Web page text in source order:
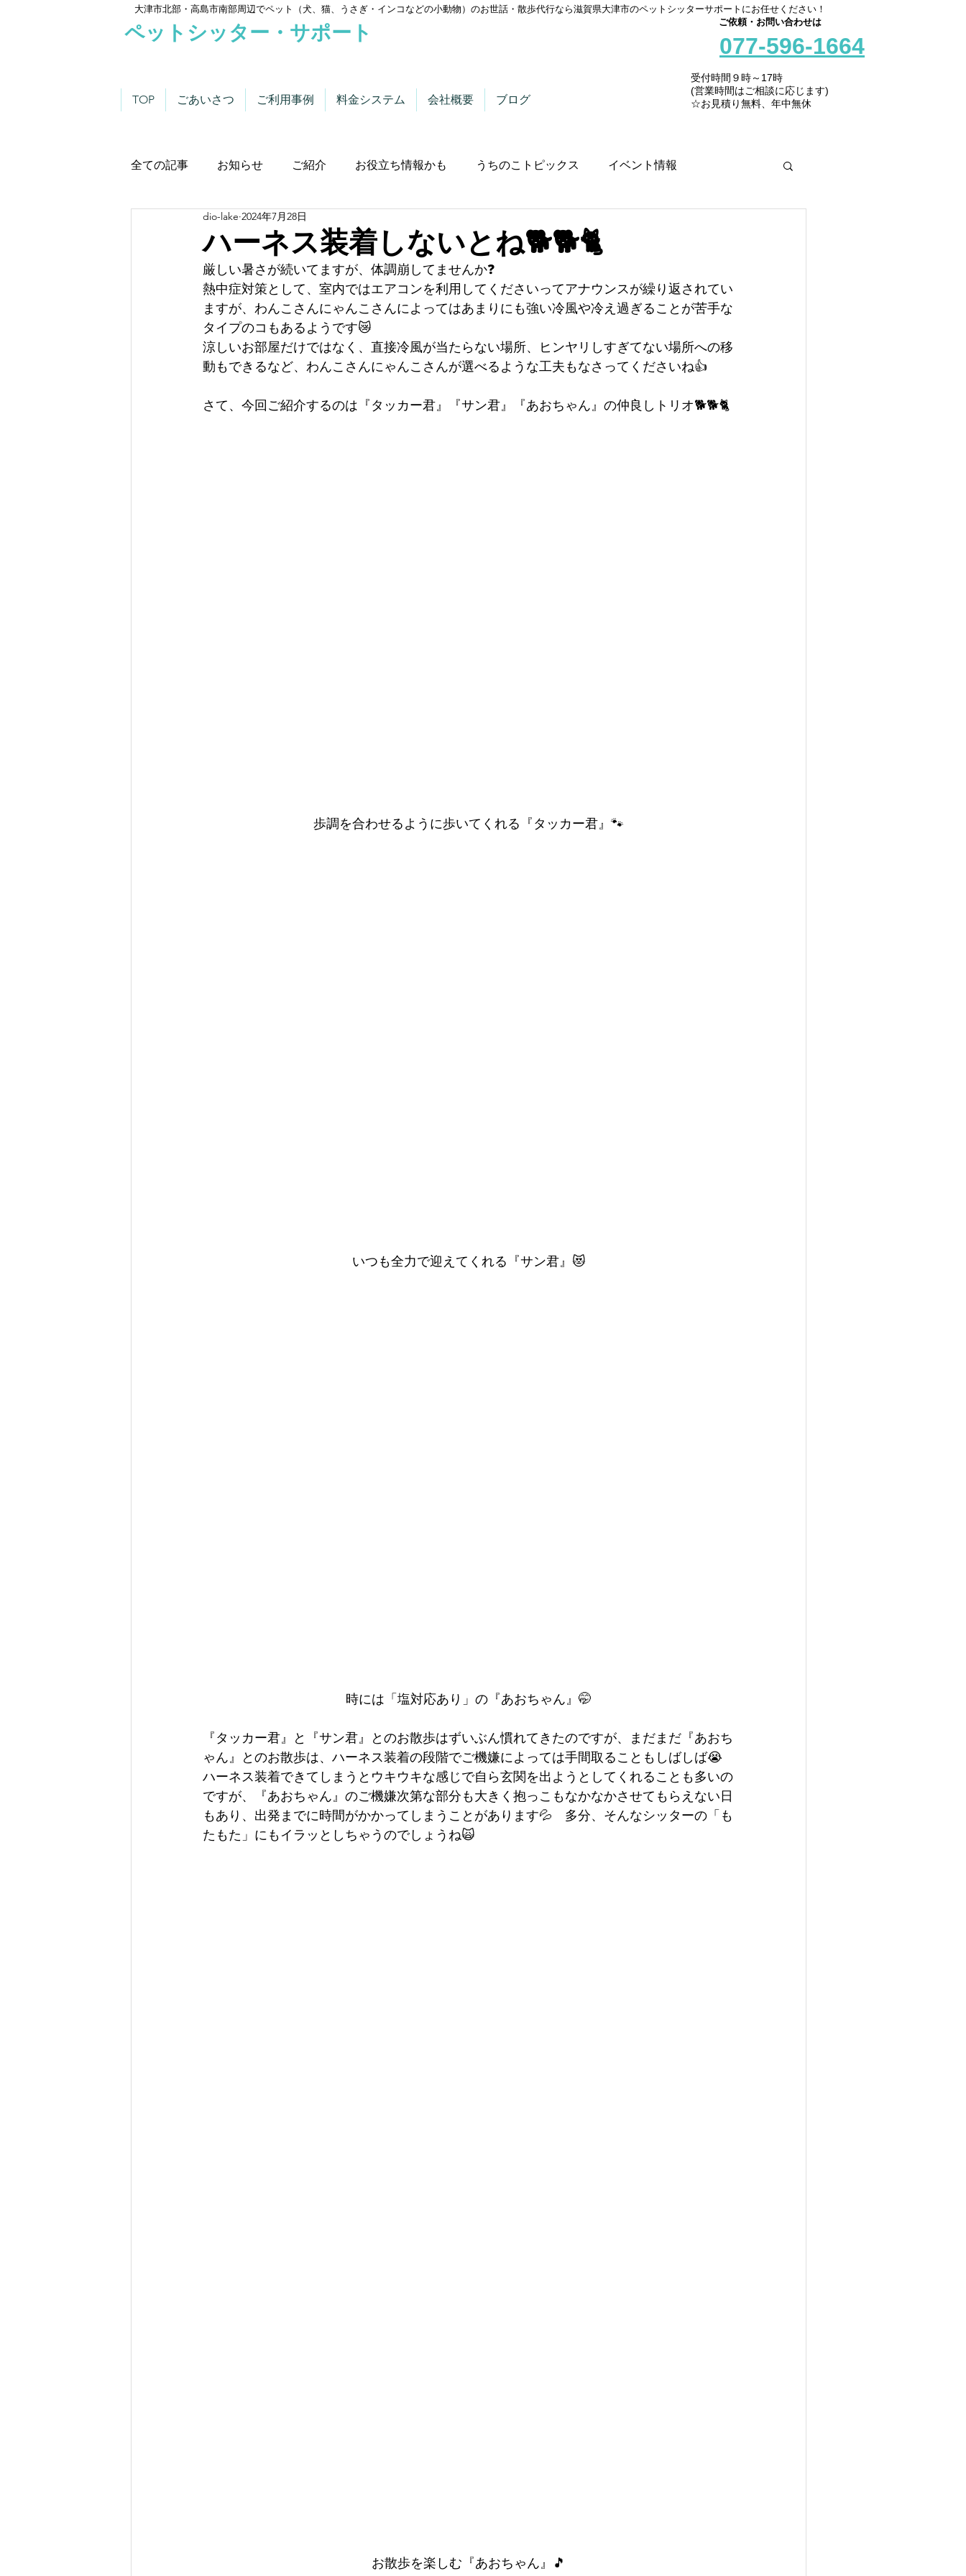
大津市北部・高島市南部周辺でペット（犬、猫、うさぎ・インコなどの小動物）のお世話・散歩代行なら滋賀県大津市のペットシッターサポートにお任せください！
ペットシッター・サポート
TOP ごあいさつ ご利用事例 料金システム 会社概要 ブログ
ご依頼・お問い合わせは
077-596-1664
受付時間９時～17時
(営業時間はご相談に応じます)
☆お見積り無料、年中無休
全ての記事 お知らせ ご紹介 お役立ち情報かも うちのこトピックス イベント情報
わんこにゃんこニュース
ハーネス装着しないとね🐕🐕🐈
dio-lake 2024年7月28日
厳しい暑さが続いてますが、体調崩してませんか❓
熱中症対策として、室内ではエアコンを利用してくださいってアナウンスが繰り返されてい
ますが、わんこさんにゃんこさんによってはあまりにも強い冷風や冷え過ぎることが苦手な
タイプのコもあるようです😿
涼しいお部屋だけではなく、直接冷風が当たらない場所、ヒンヤリしすぎてない場所への移
動もできるなど、わんこさんにゃんこさんが選べるような工夫もなさってくださいね👍
さて、今回ご紹介するのは『タッカー君』『サン君』『あおちゃん』の仲良しトリオ🐕🐕🐈
歩調を合わせるように歩いてくれる『タッカー君』🐾
いつも全力で迎えてくれる『サン君』😻
時には「塩対応あり」の『あおちゃん』🤭
『タッカー君』と『サン君』とのお散歩はずいぶん慣れてきたのですが、まだまだ『あおち
ゃん』とのお散歩は、ハーネス装着の段階でご機嫌によっては手間取ることもしばしば😭
ハーネス装着できてしまうとウキウキな感じで自ら玄関を出ようとしてくれることも多いの
ですが、『あおちゃん』のご機嫌次第な部分も大きく抱っこもなかなかさせてもらえない日
もあり、出発までに時間がかかってしまうことがあります💦　多分、そんなシッターの「も
たもた」にもイラッとしちゃうのでしょうね🙀
お散歩を楽しむ『あおちゃん』🎵